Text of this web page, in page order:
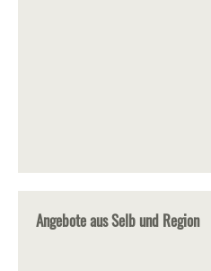
Angebote aus Selb und Region